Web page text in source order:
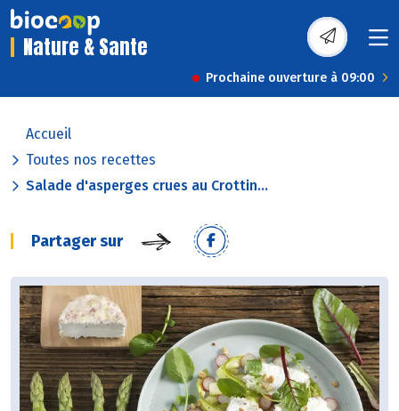
Nature & Sante
Prochaine ouverture à 09:00
Accueil
Toutes nos recettes
Salade d'asperges crues au Crottin...
Partager sur